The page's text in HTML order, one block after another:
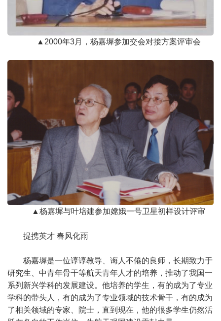
▲2000年3月，杨嘉墀参加交会对接方案评审会
▲杨嘉墀与叶培建参加嫦娥一号卫星初样设计评审
提携英才 春风化雨
杨嘉墀是一位谆谆教导、诲人不倦的良师，长期致力于
研究生、中青年骨干等航天青年人才的培养，推动了我国一
系列新兴学科的发展建设。他培养的学生，有的成为了专业
学科的带头人，有的成为了专业领域的技术骨干，有的成为
了相关领域的专家、院士，直到现在，他的很多学生仍然活